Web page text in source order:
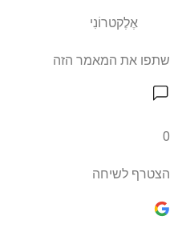
אֶלֶקטרוֹנִי
שתפו את המאמר הזה
0
הצטרף לשיחה